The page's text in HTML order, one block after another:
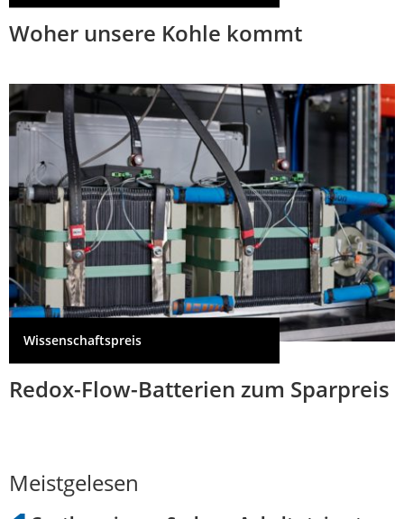
Woher unsere Kohle kommt
Wissenschaftspreis
Redox-Flow-Batterien zum Sparpreis
Meistgelesen